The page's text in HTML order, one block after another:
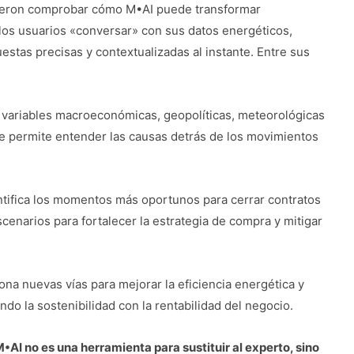
comprobar cómo M•AI puede transformar
usuarios «conversar» con sus datos energéticos,
precisas y contextualizadas al instante. Entre sus
macroeconómicas, geopolíticas, meteorológicas
entender las causas detrás de los movimientos
los momentos más oportunos para cerrar contratos
para fortalecer la estrategia de compra y mitigar
nuevas vías para mejorar la eficiencia energética y
la sostenibilidad con la rentabilidad del negocio.
no es una herramienta para sustituir al experto, sino